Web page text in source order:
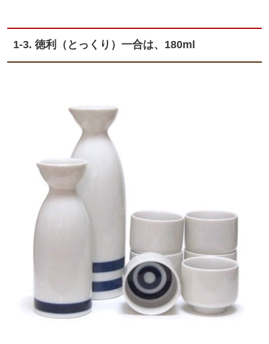
1-3. 徳利（とっくり）一合は、180ml